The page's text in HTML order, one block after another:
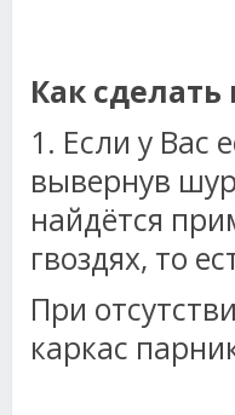
Как
1. Если у Вас
вывернув
найдётся
гвоздях, то
При
каркас